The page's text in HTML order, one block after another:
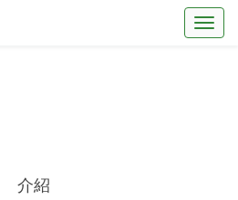
介紹